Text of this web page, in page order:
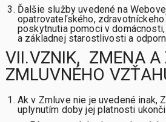
Ďalšie služby uvedené na
opatrovateľského,
poskytnutia pomoci v
a základnej starostlivosti a
VII.VZNIK, ZMENA A
ZMLUVNÉHO
Ak v Zmluve nie je uvedené inak,
uplynutím doby jej platnosti